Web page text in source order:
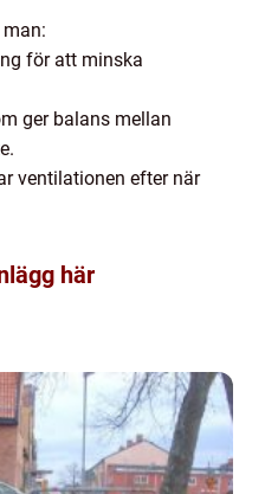
för att minska
ger balans mellan
ventilationen efter när
här